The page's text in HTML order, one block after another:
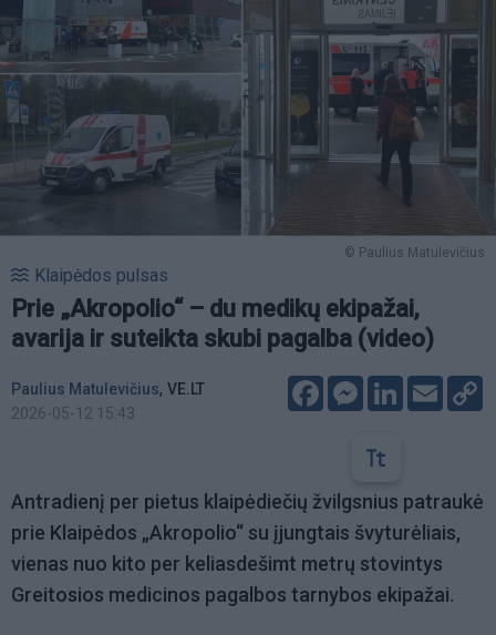
© Paulius Matulevičius
Klaipėdos pulsas
Prie „Akropolio“ – du medikų ekipažai,
avarija ir suteikta skubi pagalba (video)
Paulius Matulevičius, VE.LT
2026-05-12 15:43
FacebookMessenger
LinkedIn
Email
Antradienį per pietus klaipėdiečių žvilgsnius patraukė
prie Klaipėdos „Akropolio“ su įjungtais švyturėliais,
vienas nuo kito per keliasdešimt metrų stovintys
Greitosios medicinos pagalbos tarnybos ekipažai.